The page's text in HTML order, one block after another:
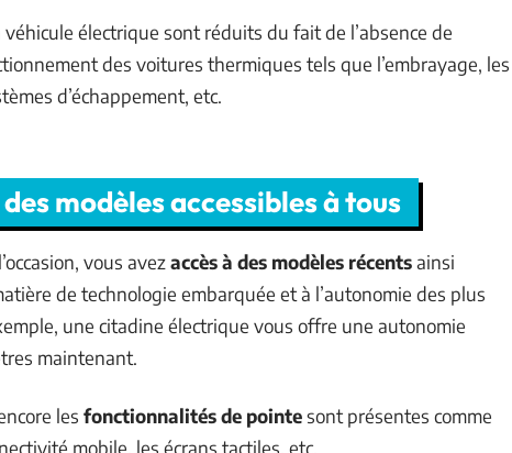
véhicule électrique sont réduits du fait de l’absence de
des voitures thermiques tels que l’embrayage, les
d’échappement, etc.
modèles accessibles à tous
vous avezaccès à des modèles récentsainsi
de technologie embarquée et à l’autonomie des plus
une citadine électrique vous offre une autonomie
maintenant.
les fonctionnalités de pointesont présentes comme
mobile, les écrans tactiles, etc.